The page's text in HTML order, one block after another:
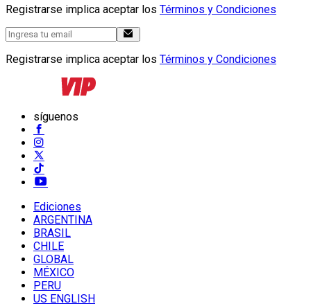
Registrarse implica aceptar los Términos y Condiciones
Registrarse implica aceptar los Términos y Condiciones
síguenos
Ediciones
ARGENTINA
BRASIL
CHILE
GLOBAL
MÉXICO
PERU
US ENGLISH